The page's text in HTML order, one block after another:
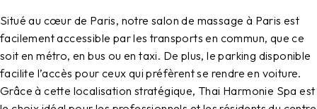
Situé au cœur de Paris, notre salon de massage à Paris est
facilement accessible par les transports en commun, que ce
soit en métro, en bus ou en taxi. De plus, le parking disponible
facilite l’accès pour ceux qui préfèrent se rendre en voiture.
Grâce à cette localisation stratégique, Thai Harmonie Spa est